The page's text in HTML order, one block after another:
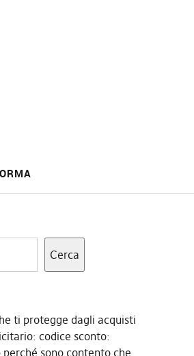
Cerca
ti protegge dagli acquisti
codice sconto:
perché sono contento che